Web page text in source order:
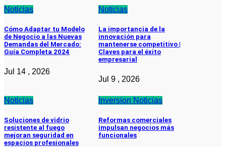
Noticias
Cómo Adaptar tu Modelo
de Negocio a las Nuevas
Demandas del Mercado:
Guía Completa 2024
Jul 14 , 2026
Noticias
La importancia de la
innovación para
mantenerse competitivo |
Claves para el éxito
empresarial
Jul 9 , 2026
Noticias
Soluciones de vidrio
resistente al fuego
mejoran seguridad en
espacios profesionales
Inversion Noticias
Reformas comerciales
impulsan negocios más
funcionales